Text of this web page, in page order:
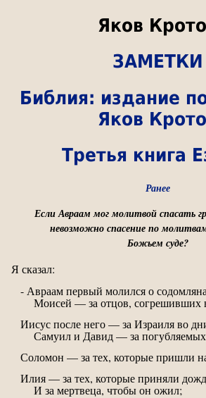
Яков
ЗАМЕТКИ
Библия: издание
Яков
Третья книга
Ранее
Если Авраам мог молитвой спасать
невозможно спасение по
Божьем суде?
Я сказал:
- Авраам первый молился о
Моисей — за отцов, согрешивших
Иисус после него — за Израиля во
Самуил и Давид — за
Соломон — за тех, которые пришли
Илия — за тех, которые приняли
И за мертвеца, чтобы он ожил;